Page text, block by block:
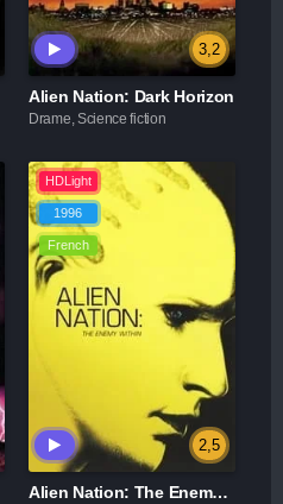
3,2
Alien Nation: Dark Horizon
Drame, Science fiction
HDLight
1996
French
2,5
Alien Nation: The Enemy Within